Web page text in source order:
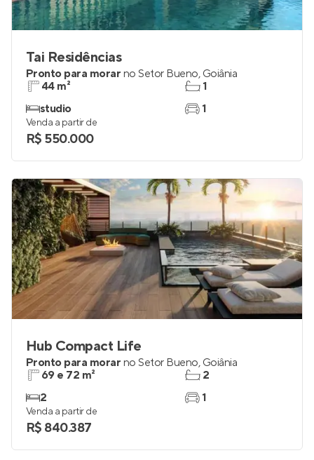
Tai Residências
Pronto para morar no Setor Bueno, Goiânia
44 m²
studio
1
1
Venda a partir de
R$ 550.000
Hub Compact Life
Pronto para morar no Setor Bueno, Goiânia
69 e 72 m²
2
2
1
Venda a partir de
R$ 840.387